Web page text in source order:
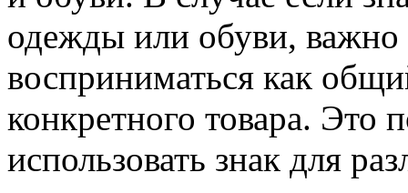
одежды или обуви, важно
восприниматься как
конкретного товара. Это
использовать знак для